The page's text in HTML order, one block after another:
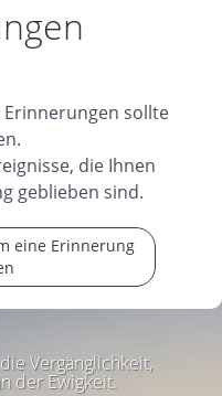
Dich vermissen.
für all...
sollte
die Ihnen
geblieben sind.
eine Erinnerung
Vergänglichkeit,
der Ewigkeit.